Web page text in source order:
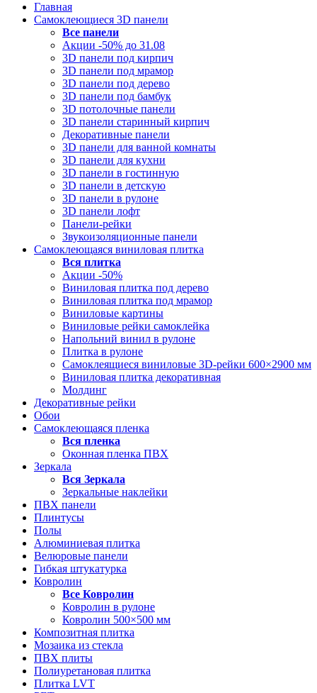
Главная
Самоклеющиеся 3D панели
Все панели
Акции -50% до 31.08
3D панели под кирпич
3D панели под мрамор
3D панели под дерево
3D панели под бамбук
3D потолочные панели
3D панели старинный кирпич
Декоративные панели
3D панели для ванной комнаты
3D панели для кухни
3D панели в гостинную
3D панели в детскую
3D панели в рулоне
3D панели лофт
Панели-рейки
Звукоизоляционные панели
Самоклеющаяся виниловая плитка
Вся плитка
Акции -50%
Виниловая плитка под дерево
Виниловая плитка под мрамор
Виниловые картины
Виниловые рейки самоклейка
Напольний винил в рулоне
Плитка в рулоне
Самоклеящиеся виниловые 3D‑рейки 600×2900 мм
Виниловая плитка декоративная
Молдинг
Декоративные рейки
Обои
Самоклеющаяся пленка
Вся пленка
Оконная пленка ПВХ
Зеркала
Вся Зеркала
Зеркальные наклейки
ПВХ панели
Плинтусы
Полы
Алюминиевая плитка
Велюровые панели
Гибкая штукатурка
Ковролин
Все Ковролин
Ковролин в рулоне
Ковролин 500×500 мм
Композитная плитка
Мозаика из стекла
ПВХ плиты
Полиуретановая плитка
Плитка LVT